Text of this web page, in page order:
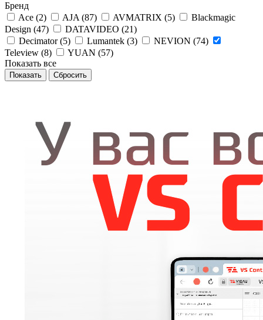
Бренд
Ace (2) AJA (87) AVMATRIX (5)
Blackmagic
Design (47) DATAVIDEO (21)
Decimator (5) Lumantek (3) NEVION (74)
Teleview (8) YUAN (57)
Показать все
Сбросить